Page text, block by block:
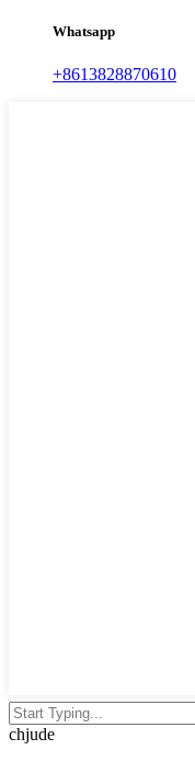
Whatsapp
+8613828870610
chjude